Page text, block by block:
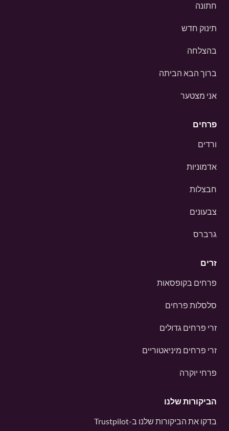
חתונה
תינוק חדש
בהצלחה
ברוך הבא הביתה
אני מצטער
פרחים
ורדים
אדמוניות
חבצלות
צבעונים
גרברס
זרים
פרחים בקופסאות
סלסלות פרחים
זרי פרחים גדולים
זרי פרחים מיניאטוריים
פרחי יוקרה
הביקורות שלנו
בדקו את הביקורות שלנו ב-Trustpilot